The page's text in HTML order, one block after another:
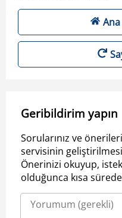
Geribildirim yapın
Sorularınız ve
servisinin
Önerinizi okuyup,
olduğunca kısa sürede